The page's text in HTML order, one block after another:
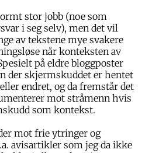
stor jobb (noe som
i seg selv), men det vil
av tekstene mye svakere
når konteksten av
på eldre bloggposter
der skjermskuddet er hentet
endret, og da fremstår det
mot stråmenn hvis
som kontekst.
mot frie ytringer og
avisartikler som jeg da ikke